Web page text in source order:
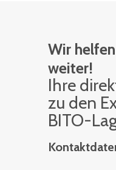
Wir
weiter!
Ihre
zu den
BITO-